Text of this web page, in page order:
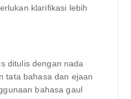
klarifikasi lebih
ditulis dengan nada
tata bahasa dan ejaan
bahasa gaul